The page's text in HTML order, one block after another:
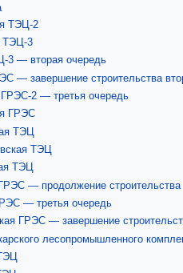
ТЭЦ-2
ТЭЦ-3
3 — вторая очередь
— завершение строительства
ГРЭС-2 — третья очередь
ГРЭС
ТЭЦ
ТЭЦ
ТЭЦ
— продолжение строительства
— третья очередь
ГРЭС — завершение
лесопромышленного